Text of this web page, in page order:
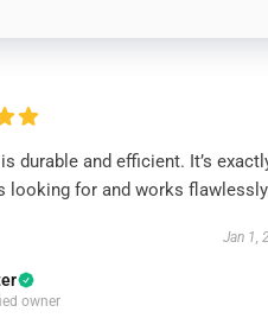
durable and efficient. It’s
looking for and works
Jan 1,
owner